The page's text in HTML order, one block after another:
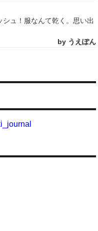
ュ！服なんて乾く。思い出
by うえぽん